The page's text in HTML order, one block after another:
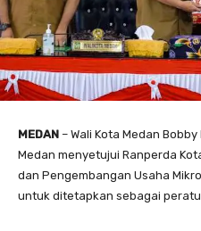
MEDAN – Wali Kota Medan
Medan menyetujui Ranperda
dan Pengembangan Usaha
untuk ditetapkan sebagai